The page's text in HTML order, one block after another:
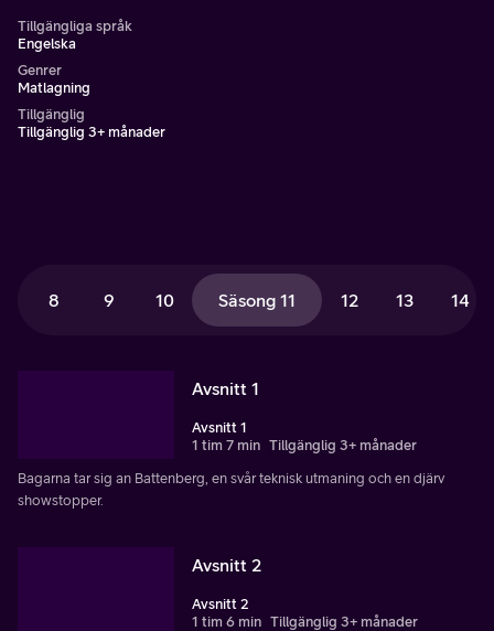
Tillgängliga språk
Engelska
Genrer
Matlagning
Tillgänglig
Tillgänglig 3+ månader
8 9 10 Säsong 11 12 13 14
Avsnitt 1
Avsnitt 1
1 tim 7 min Tillgänglig 3+ månader
Bagarna tar sig an Battenberg, en svår teknisk utmaning och en djärv
showstopper.
Avsnitt 2
Avsnitt 2
1 tim 6 min Tillgänglig 3+ månader